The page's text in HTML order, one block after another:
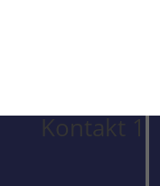
Kontakt 1